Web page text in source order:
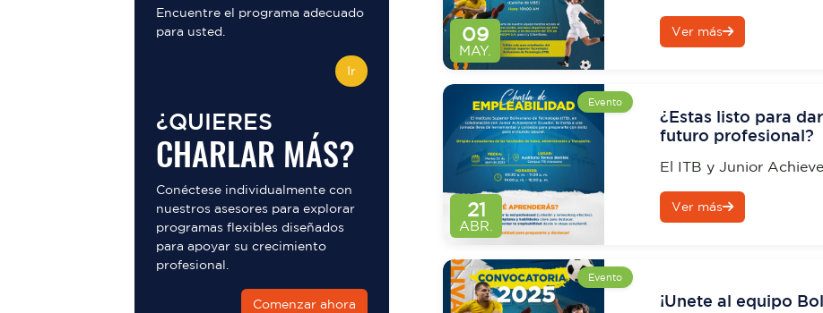
Encuentre el programa adecuado
para usted.
Ir
¿QUIERES
CHARLAR MÁS?
Conéctese individualmente con
nuestros asesores para explorar
programas flexibles diseñados
para apoyar su crecimiento
profesional.
Comenzar ahora
09
MAY.
Bolivarianos S.C., su
Ver más
21
ABR.
Evento
¿Estas listo para
futuro profesional?
El ITB y Junior
mundo laboral.
Ver más
Evento
¡Unete al equipo